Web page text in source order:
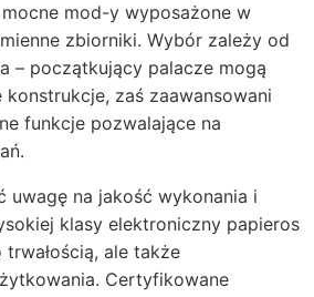
mod-y wyposażone w
zbiorniki. Wybór zależy od
– początkujący palacze mogą
zaś zaawansowani
funkcje pozwalające na
uwagę na jakość wykonania i
klasy elektroniczny papieros
ale także
Certyfikowane